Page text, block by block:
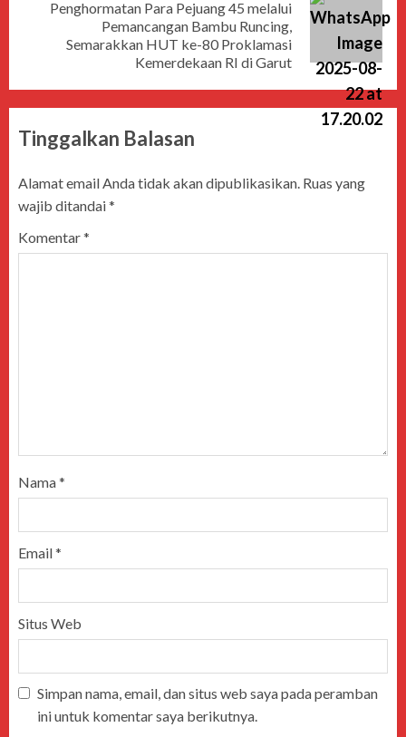
Penghormatan Para Pejuang 45 melalui
Pemancangan Bambu Runcing,
Semarakkan HUT ke-80 Proklamasi
Kemerdekaan RI di Garut
Tinggalkan Balasan
Alamat email Anda tidak akan dipublikasikan. Ruas yang
wajib ditandai*
Komentar*
Nama*
Email*
Situs Web
Simpan nama, email, dan situs web saya pada peramban
ini untuk komentar saya berikutnya.